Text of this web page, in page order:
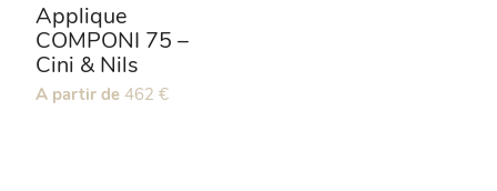
Applique
COMPONI 75 –
Cini & Nils
Ce
A partir de 462 €